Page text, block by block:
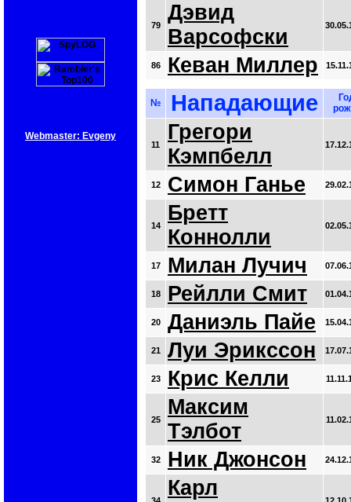
Webmaster: Evgeny
79
Дэвид
Варсофски
86 Кеван Миллер
№ Нападающие
11
Грегори
Кэмпбелл
12 Симон Ганье
14
Бретт
Коннолли
17 Милан Лучич
18 Рейлли Смит
20 Даниэль Пайе
21 Луи Эрикссон
23 Крис Келли
25
Максим
Тэлбот
32 Ник Джонсон
Карл